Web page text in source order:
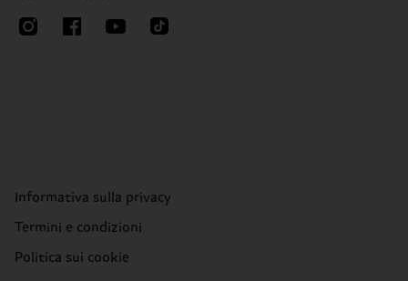
Informativa sulla privacy
Termini e condizioni
Politica sui cookie